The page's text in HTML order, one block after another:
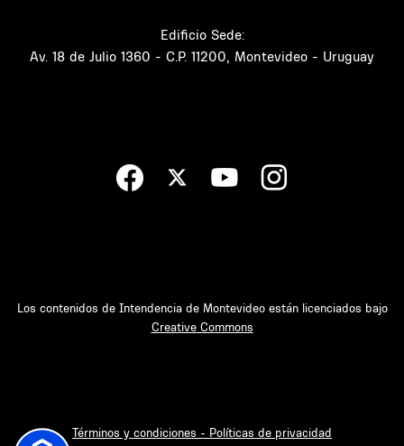
Edificio Sede:
Av. 18 de Julio 1360 - C.P. 11200, Montevideo - Uruguay
Los contenidos de Intendencia de Montevideo están licenciados bajo
Creative Commons
Términos y condiciones - Políticas de privacidad